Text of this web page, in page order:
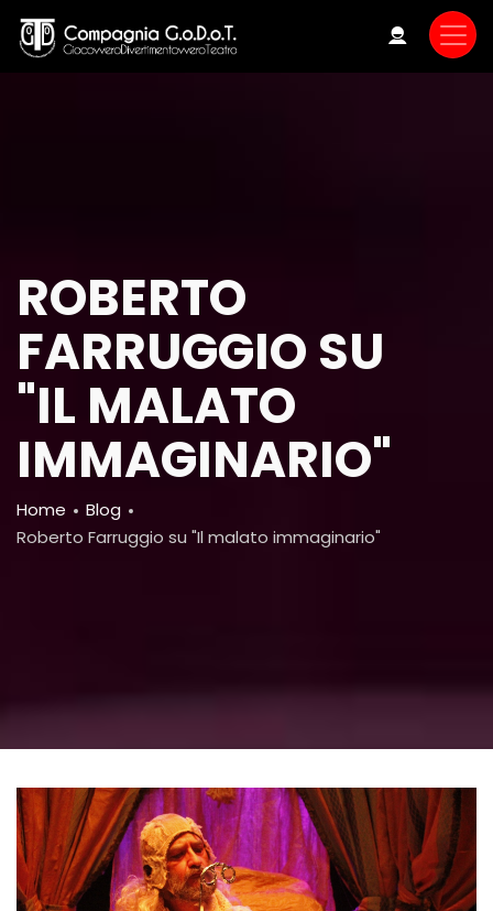
main
ROBERTO
FARRUGGIO SU
"IL MALATO
IMMAGINARIO"
Breadcrumb
Home
Blog
Roberto Farruggio su "Il malato immaginario"